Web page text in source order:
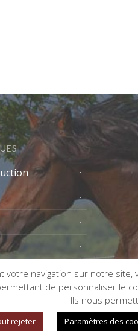
votre navigation sur notre site,
de personnaliser le
Ils nous
rejeter Paramètres des